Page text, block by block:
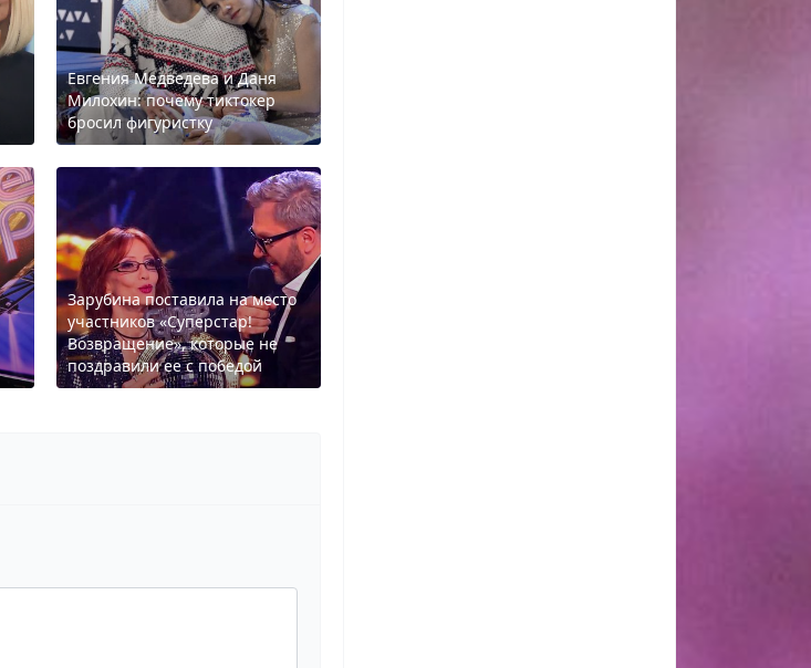
Евгения Медведева и Даня
Милохин: почему тиктокер
бросил фигуристку
Зарубина поставила на место
участников «Суперстар!
Возвращение», которые не
поздравили ее с победой